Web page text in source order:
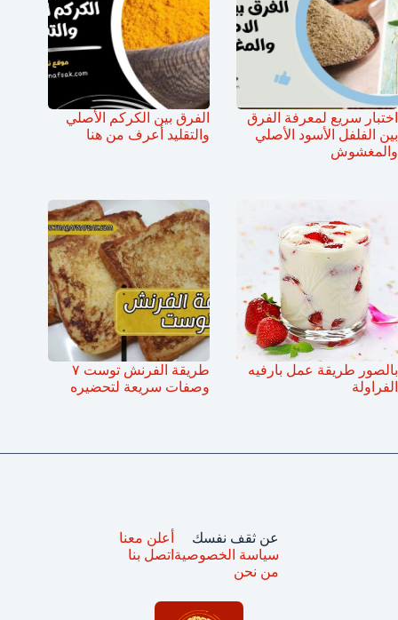
اختبار سريع لمعرفة الفرق
بين الفلفل الأسود الأصلي
والمغشوش
الفرق بين الكركم الأصلي
والتقليد أعرف من هنا
بالصور طريقة عمل بارفيه
الفراولة
طريقة الفرنش توست ٧
وصفات سريعة لتحضيره
عن ثقف نفسك
سياسة الخصوصية
من نحن
أعلن معنا
اتصل بنا